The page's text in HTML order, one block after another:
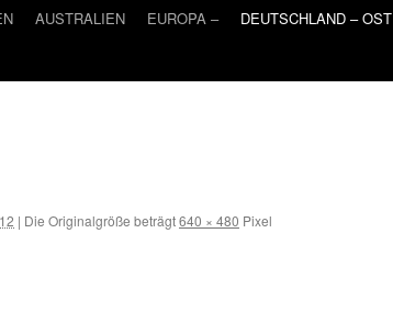
AUSTRALIEN EUROPA – DEUTSCHLAND – OST
| Die Originalgröße beträgt640 × 480 Pixel